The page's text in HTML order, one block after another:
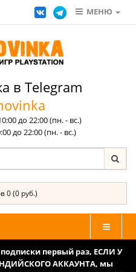
МЕНЮ
в Telegram
до 22:00 (пн. - вс.)
до 22:00 (пн. - вс.)
0 (0 руб.)
первый раз, ЕСЛИ У
АККАУНТА, мы